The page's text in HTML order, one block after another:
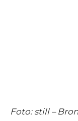
Foto: still –